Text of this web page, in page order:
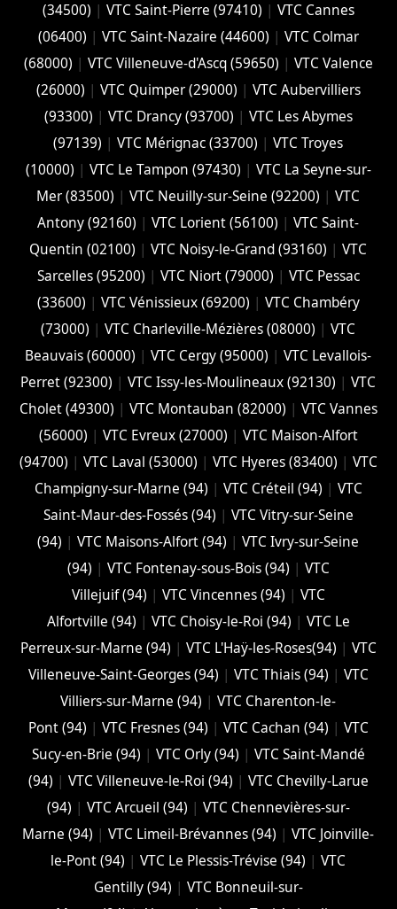
(34500) | VTC Saint-Pierre (97410) | VTC Cannes
(06400) | VTC Saint-Nazaire (44600) | VTC Colmar
(68000) | VTC Villeneuve-d'Ascq (59650) | VTC Valence
(26000) | VTC Quimper (29000) | VTC Aubervilliers
(93300) | VTC Drancy (93700) | VTC Les Abymes
(97139) |VTC Mérignac (33700) |VTC Troyes
(10000) | VTC Le Tampon (97430) | VTC La Seyne-sur-
Mer (83500) |VTC Neuilly-sur-Seine (92200) |VTC
Antony (92160) |VTC Lorient (56100) |VTC Saint-
Quentin (02100) |VTC Noisy-le-Grand (93160) |VTC
Sarcelles (95200) | VTC Niort (‎79000) | VTC Pessac
(33600) | VTC Vénissieux (69200) | VTC Chambéry
(‎73000) |VTC Charleville-Mézières (08000) |VTC
Beauvais (60000) |VTC Cergy (95000) |VTC Levallois-
Perret (92300) |VTC Issy-les-Moulineaux (92130) |VTC
Cholet (‎49300) | VTC Montauban (82000) | VTC Vannes
(56000) | VTC Evreux (27000) | VTC Maison-Alfort
(94700) | VTC Laval (53000) | VTC Hyeres (‎83400) | VTC
Champigny-sur-Marne (94) | VTC Créteil (94) | VTC
Saint-Maur-des-Fossés (94) | VTC Vitry-sur-Seine
(94) |VTC Maisons-Alfort (94) |VTC Ivry-sur-Seine
(94) | VTC Fontenay-sous-Bois (94) | VTC
Villejuif (94) | VTC Vincennes (94) | VTC
Alfortville (94) | VTC Choisy-le-Roi (94) | VTC Le
Perreux-sur-Marne (94) | VTC L'Haÿ-les-Roses(94) | VTC
Villeneuve-Saint-Georges (94) | VTC Thiais (94) | VTC
Villiers-sur-Marne (94) |VTC Charenton-le-
Pont (94) | VTC Fresnes (94) | VTC Cachan (94) | VTC
Sucy-en-Brie (94) | VTC Orly (94) | VTC Saint-Mandé
(94) | VTC Villeneuve-le-Roi (94) | VTC Chevilly-Larue
(94) | VTC Arcueil (94) | VTC Chennevières-sur-
Marne (94) |VTC Limeil-Brévannes (94) |VTC Joinville-
le-Pont (94) |VTC Le Plessis-Trévise (94) |VTC
Gentilly (94) | VTC Bonneuil-sur-